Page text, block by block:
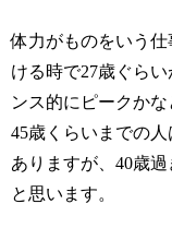
体力がものをいう
ける時で27歳ぐら
ンス的にピークかな
45歳くらいまでの
ありますが、40歳
と思います。